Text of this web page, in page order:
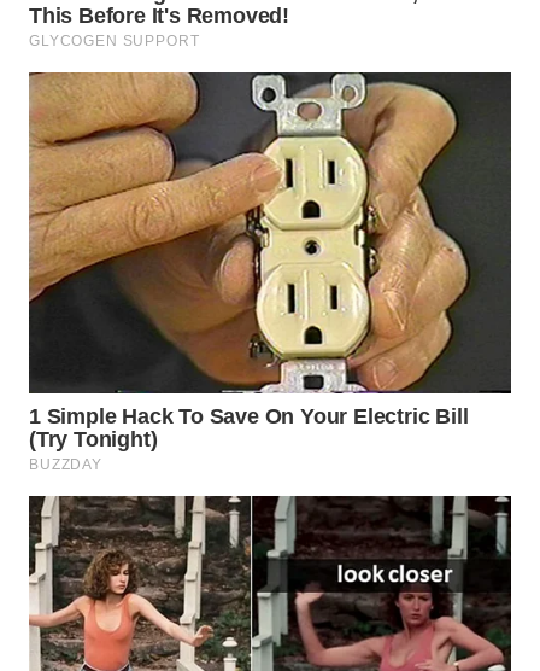
WAHANANEWS
WAHANANEWS
CO ID
WAHANANEWS
NET
WAHANA
UMKM
SELEB
WAHANA
PERSONA
WAHANA